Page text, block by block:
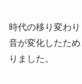
時代の移り変わ
音が変化したた
りました。